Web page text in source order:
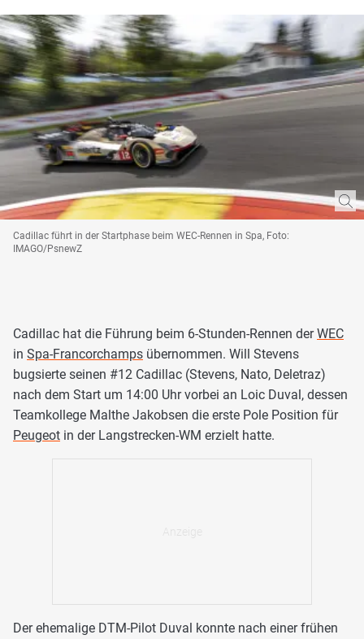
Cadillac führt in der Startphase beim WEC-Rennen in Spa, Foto:
IMAGO/PsnewZ
Cadillac hat die Führung beim 6-Stunden-Rennen derWEC
in Spa-Francorchamps übernommen. Will Stevens
bugsierte seinen #12 Cadillac (Stevens, Nato, Deletraz)
nach dem Start um 14:00 Uhr vorbei an Loic Duval, dessen
Teamkollege Malthe Jakobsen die erste Pole Position für
Peugeot in der Langstrecken-WM erzielt hatte.
Der ehemalige DTM-Pilot Duval konnte nach einer frühen